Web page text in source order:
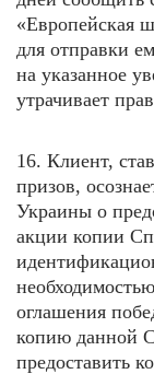
«Европейская
для отправки
на указанное
утрачивает
16. Клиент,
призов,
Украины о
акции копии
оглашения
копию данной
предоставить